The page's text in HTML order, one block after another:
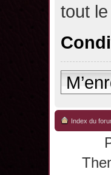
tout
Index du